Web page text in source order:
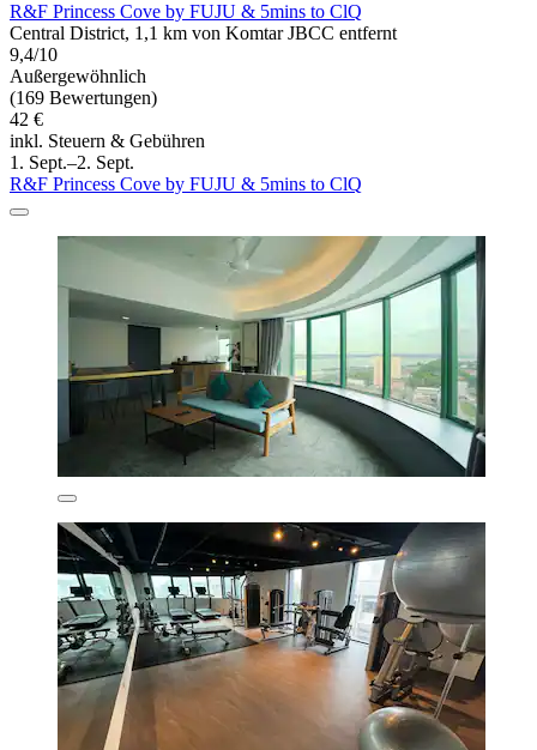
R&F Princess Cove by FUJU & 5mins to ClQ
Central District, 1,1 km von Komtar JBCC entfernt
9,4/10
Außergewöhnlich
(169 Bewertungen)
42 €
inkl. Steuern & Gebühren
1. Sept.–2. Sept.
R&F Princess Cove by FUJU & 5mins to ClQ